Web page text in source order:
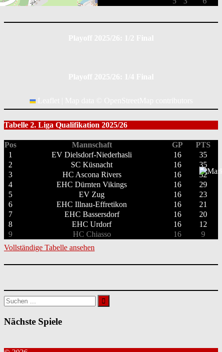
Leaflet
Tabelle 2. Liga Qualifikation 2025/26
Pos Mannschaft GP
PTS
1
EV Dielsdorf-Niederhasli 16
35
2
SC Küsnacht 16
35
3
HC Ascona Rivers 16
32
4
EHC Dürnten Vikings 16
29
5
EV Zug 16
23
6
EHC Illnau-Effretikon 16
21
7
EHC Bassersdorf 16
20
8
EHC Urdorf 16
12
9
HC Chiasso 16
9
Vollständige Tabelle ansehen
Suchen
nach:
Nächste Spiele